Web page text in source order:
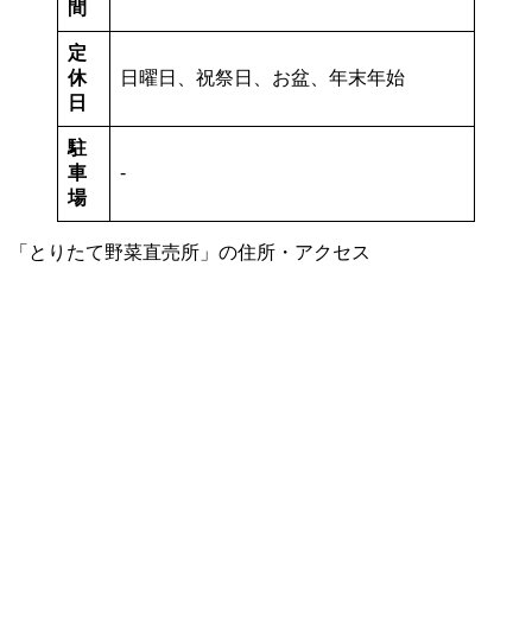
間
定
休
日
日曜日、祝祭日、お盆、年末年始
駐
車
場
-
「とりたて野菜直売所」の住所・アクセス